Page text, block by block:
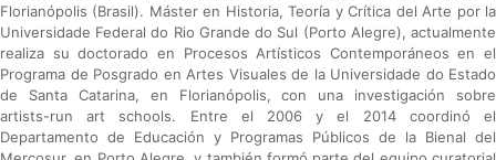
Florianópolis (Brasil). Máster en Historia, Teoría y Crítica del Arte por la
Universidade Federal do Rio Grande do Sul (Porto Alegre), actualmente
realiza su doctorado en Procesos Artísticos Contemporáneos en el
Programa de Posgrado en Artes Visuales de la Universidade do Estado
de Santa Catarina, en Florianópolis, con una investigación sobre
artists-run art schools. Entre el 2006 y el 2014 coordinó el
Departamento de Educación y Programas Públicos de la Bienal del